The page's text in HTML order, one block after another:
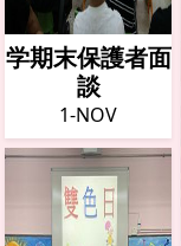
学期末保護者面
談
1-NOV